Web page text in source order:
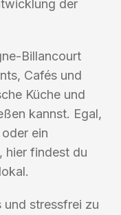
der
Billancourt
Cafés und
Küche und
kannst. Egal,
ein
hier findest du
und stressfrei zu